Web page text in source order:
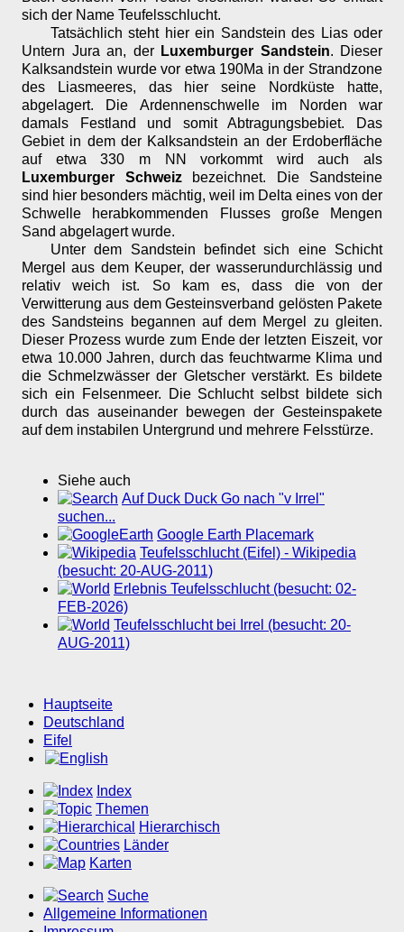
sich der Name Teufelsschlucht.
Tatsächlich steht hier ein Sandstein des Lias oder
Untern Jura an, der Luxemburger Sandstein. Dieser
Kalksandstein wurde vor etwa 190Ma in der Strandzone
des Liasmeeres, das hier seine Nordküste hatte,
abgelagert. Die Ardennenschwelle im Norden war
damals Festland und somit Abtragungsbebiet. Das
Gebiet in dem der Kalksandstein an der Erdoberfläche
auf etwa 330 m NN vorkommt wird auch als
Luxemburger Schweizbezeichnet. Die Sandsteine
sind hier besonders mächtig, weil im Delta eines von der
Schwelle herabkommenden Flusses große Mengen
Sand abgelagert wurde.
Unter dem Sandstein befindet sich eine Schicht
Mergel aus dem Keuper, der wasserundurchlässig und
relativ weich ist. So kam es, dass die von der
Verwitterung aus dem Gesteinsverband gelösten Pakete
des Sandsteins begannen auf dem Mergel zu gleiten.
Dieser Prozess wurde zum Ende der letzten Eiszeit, vor
etwa 10.000 Jahren, durch das feuchtwarme Klima und
die Schmelzwässer der Gletscher verstärkt. Es bildete
sich ein Felsenmeer. Die Schlucht selbst bildete sich
durch das auseinander bewegen der Gesteinspakete
auf dem instabilen Untergrund und mehrere Felsstürze.
Siehe auch
Auf Duck Duck Go nach "v Irrel"
suchen...
Google Earth Placemark
Teufelsschlucht (Eifel) - Wikipedia
(besucht: 20-AUG-2011)
Erlebnis Teufelsschlucht (besucht: 02-
FEB-2026)
Teufelsschlucht bei Irrel (besucht: 20-
AUG-2011)
Hauptseite
Deutschland
Eifel
Index
Themen
Hierarchisch
Länder
Karten
Suche
Allgemeine Informationen